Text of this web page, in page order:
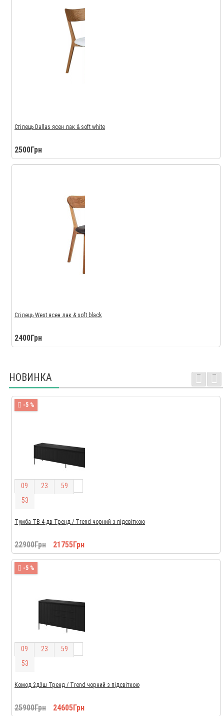
Стілець Dallas ясен лак & soft white
2500Грн
Стілець West ясен лак & soft black
2400Грн
НОВИНКА
-5 %
09 23 59
53
Тумба ТВ 4-дв Тренд / Trend чорний з підсвіткою
22900Грн 21755Грн
-5 %
09 23 59
53
Комод 2д3ш Тренд / Trend чорний з підсвіткою
25900Грн 24605Грн